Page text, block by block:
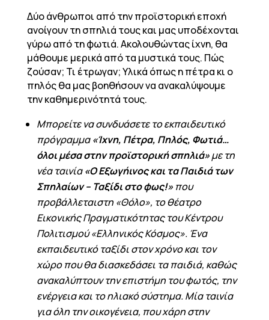
Δύο άνθρωποι από την προϊστορική εποχή
ανοίγουν τη σπηλιά τους και μας υποδέχονται
γύρω από τη φωτιά. Ακολουθώντας ίχνη, θα
μάθουμε μερικά από τα μυστικά τους. Πώς
ζούσαν; Τι έτρωγαν; Υλικά όπως η πέτρα κι ο
πηλός θα μας βοηθήσουν να ανακαλύψουμε
την καθημερινότητά τους.
Μπορείτε να συνδυάσετε το εκπαιδευτικό
πρόγραμμα«Ίχνη, Πέτρα, Πηλός, Φωτιά…
όλοι μέσα στην προϊστορική σπηλιά»με τη
νέα ταινία«Ο Εξωγήινος και τα Παιδιά των
Σπηλαίων – Ταξίδι στο φως!» που
προβάλλεταιστη «Θόλο», το θέατρο
Εικονικής Πραγματικότητας του Κέντρου
Πολιτισμού «Ελληνικός Κόσμος». Ένα
εκπαιδευτικό ταξίδι στον χρόνο και τον
χώρο που θα διασκεδάσει τα παιδιά, καθώς
ανακαλύπτουν την επιστήμη του φωτός, την
ενέργεια και το ηλιακό σύστημα. Μία ταινία
για όλη την οικογένεια, που χάρη στην